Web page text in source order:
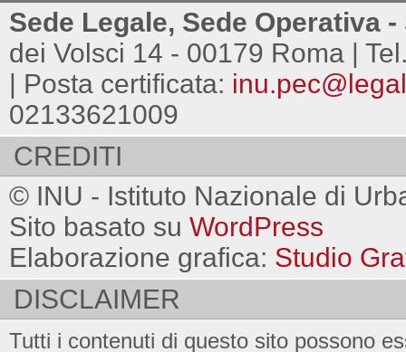
Sede Legale, Sede Operativa
dei Volsci 14 - 00179 Roma |
| Posta certificata:
02133621009
CREDITI
© INU - Istituto Nazionale di
Sito basato su WordPress
Elaborazione grafica: Studio
DISCLAIMER
Tutti i contenuti di questo sito possono